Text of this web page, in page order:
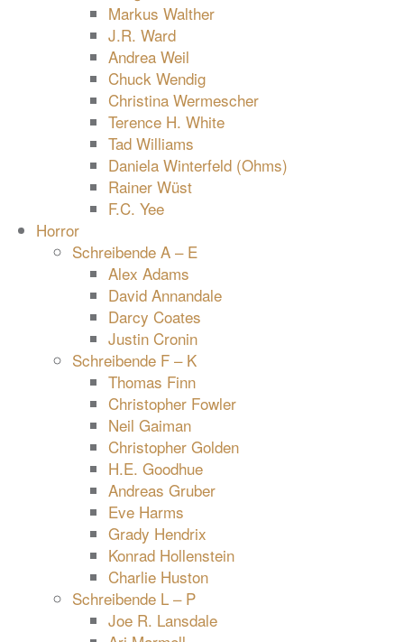
Markus Walther
J.R. Ward
Andrea Weil
Chuck Wendig
Christina Wermescher
Terence H. White
Tad Williams
Daniela Winterfeld (Ohms)
Rainer Wüst
F.C. Yee
Horror
Schreibende A – E
Alex Adams
David Annandale
Darcy Coates
Justin Cronin
Schreibende F – K
Thomas Finn
Christopher Fowler
Neil Gaiman
Christopher Golden
H.E. Goodhue
Andreas Gruber
Eve Harms
Grady Hendrix
Konrad Hollenstein
Charlie Huston
Schreibende L – P
Joe R. Lansdale